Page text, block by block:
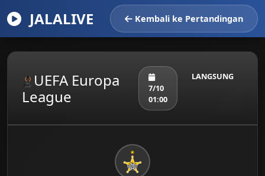
JALALIVE Kembali ke Pertandingan
UEFA Europa
League
7/10
01:00
LANGSUNG